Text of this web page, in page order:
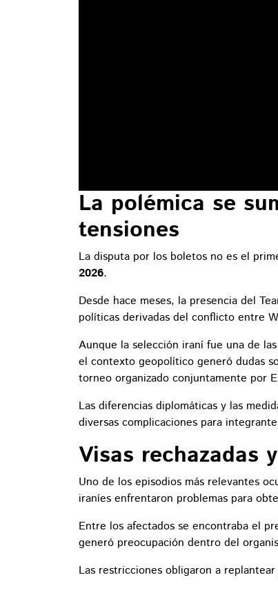
La polémica se
tensiones
La disputa por los boletos no es el
2026.
Desde hace meses, la presencia del
políticas derivadas del conflicto entre
Aunque la selección iraní fue una de
el contexto geopolítico generó dudas
torneo organizado conjuntamente por
Las diferencias diplomáticas y las
diversas complicaciones para
Visas rechazadas
Uno de los episodios más relevantes
iraníes enfrentaron problemas para
Entre los afectados se encontraba el
generó preocupación dentro del
Las restricciones obligaron a